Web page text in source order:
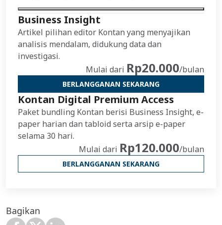
Business Insight
Artikel pilihan editor Kontan yang menyajikan
analisis mendalam, didukung data dan
investigasi.
Mulai dari Rp20.000/bulan
BERLANGGANAN SEKARANG
Kontan Digital Premium Access
Paket bundling Kontan berisi Business Insight, e-
paper harian dan tabloid serta arsip e-paper
selama 30 hari.
Mulai dari Rp120.000/bulan
BERLANGGANAN SEKARANG
Bagikan